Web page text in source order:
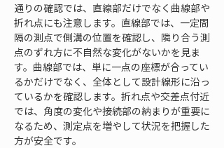
通りの確認では、直線部だけでなく曲線部や
折れ点にも注意します。直線部では、一定間
隔の測点で側溝の位置を確認し、隣り合う測
点のずれ方に不自然な変化がないかを見ま
す。曲線部では、単に一点の座標が合ってい
るかだけでなく、全体として設計線形に沿っ
ているかを確認します。折れ点や交差点付近
では、角度の変化や接続部の納まりが重要に
なるため、測定点を増やして状況を把握した
方が安全です。